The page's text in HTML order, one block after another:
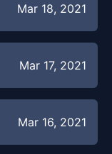
Mar 18, 2021
Mar 17, 2021
Mar 16, 2021